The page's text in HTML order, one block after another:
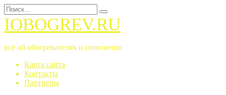
Перейти
к
содержанию
Search
for:
IOBOGREV.RU
всё об обогревателях и отоплении
Карта сайта
Контакты
Партнеры